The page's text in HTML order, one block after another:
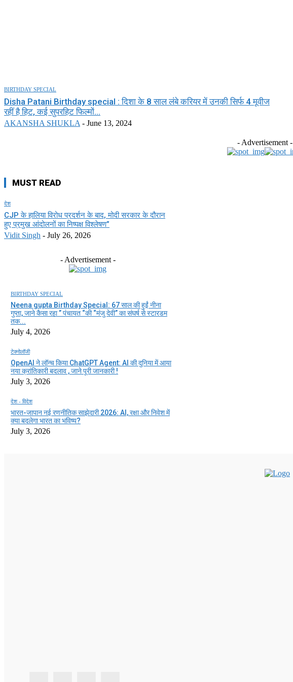
BIRTHDAY SPECIAL
Disha Patani Birthday special : दिशा के 8 साल लंबे करियर में उनकी सिर्फ 4 मूवीज
रहीं है हिट, कई सुपरहिट फिल्मों...
AKANSHA SHUKLA - June 13, 2024
- Advertisement -
MUST READ
देश
CJP के हालिया विरोध प्रदर्शन के बाद, मोदी सरकार के दौरान
हुए प्रमुख आंदोलनों का निष्पक्ष विश्लेषण”
Vidit Singh - July 26, 2026
- Advertisement -
BIRTHDAY SPECIAL
Neena gupta Birthday Special: 67 साल की हुईं नीना
गुप्ता, जाने कैसा रहा ” पंचायत “की “मंजु देवी” का संघर्ष से स्टारडम
तक...
July 4, 2026
टेक्नोलॉजी
OpenAI ने लॉन्च किया ChatGPT Agent: AI की दुनिया में आया
नया क्रांतिकारी बदलाव , जाने पूरी जानकारी !
July 3, 2026
देश - विदेश
भारत-जापान नई रणनीतिक साझेदारी 2026: AI, रक्षा और निवेश में
क्या बदलेगा भारत का भविष्य?
July 3, 2026